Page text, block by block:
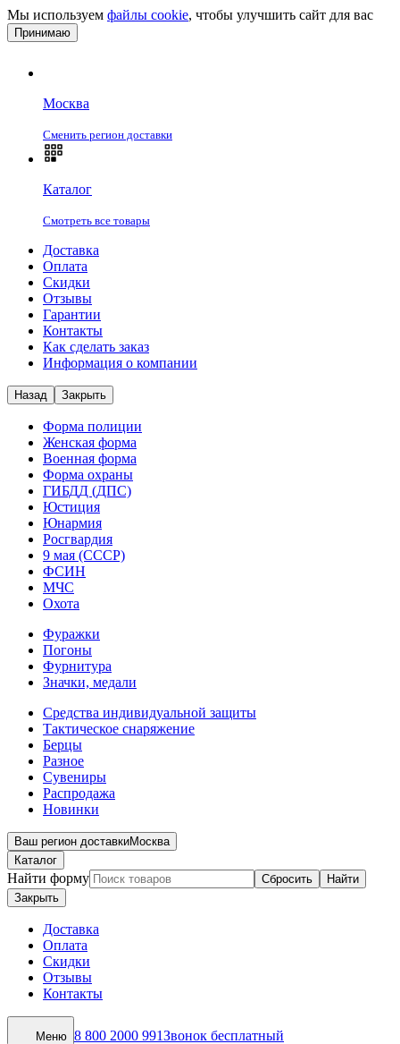
Мы используем файлы cookie, чтобы улучшить сайт для вас
Принимаю
Москва
Сменить регион доставки
Каталог
Смотреть все товары
Доставка
Оплата
Скидки
Отзывы
Гарантии
Контакты
Как сделать заказ
Информация о компании
Назад Закрыть
Форма полиции
Женская форма
Военная форма
Форма охраны
ГИБДД (ДПС)
Юстиция
Юнармия
Росгвардия
9 мая (СССР)
ФСИН
МЧС
Охота
Фуражки
Погоны
Фурнитура
Значки, медали
Средства индивидуальной защиты
Тактическое снаряжение
Берцы
Разное
Сувениры
Распродажа
Новинки
Ваш регион доставкиМосква
Каталог
Найти форму Сбросить
Найти
Закрыть
Доставка
Оплата
Скидки
Отзывы
Контакты
Меню 8 800 2000 991Звонок бесплатный